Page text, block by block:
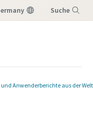
Suche
und Anwenderberichte aus der